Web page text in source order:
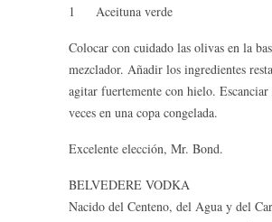
1 Aceituna verde
Colocar con cuidado las olivas en la
mezclador. Añadir los ingredientes
agitar fuertemente con hielo. Escanciar
veces en una copa congelada.
Excelente elección, Mr. Bond.
BELVEDERE VODKA
Nacido del Centeno, del Agua y del